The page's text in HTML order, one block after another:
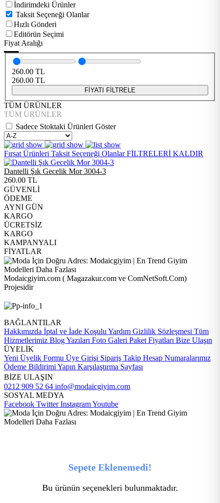
İndirimdeki Ürünler
Taksit Seçeneği Olanlar
Hızlı Gönderi
Editörün Seçimi
Fiyat Aralığı
260.00 TL
260.00 TL
FİYATI FİLTRELE
TÜM ÜRÜNLER
TÜM ÜRÜNLER
Sadece Stoktaki Ürünleri Göster
Fırsat Ürünleri Taksit Seçeneği OlanlarFİLTRELERİ KALDIR
Dantelli Şık Gecelik Mor 3004-3
260.00 TL
GÜVENLİ
ÖDEME
AYNI GÜN
KARGO
ÜCRETSİZ
KARGO
KAMPANYALI
FİYATLAR
Modaicgiyim.com ( Magazakur.com ve ComNetSoft.Com)
Projesidir
BAĞLANTILAR
Hakkımızda İptal ve İade Koşulu Yardım Gizlilik Sözleşmesi Tüm
Hizmetlerimiz Blog Yazıları Foto Galeri Paket Fiyatları Bize Ulaşın
ÜYELİK
Yeni Üyelik Formu Üye Girişi Sipariş Takip Hesap Numaralarımız
Ödeme Bildirimi Yapın Karşılaştırma Sayfası
BİZE ULAŞIN
0212 909 52 64 info@modaicgiyim.com
SOSYAL MEDYA
Facebook TwitterInstagramYoutube
Sepete Eklenemedi!
Bu ürünün seçenekleri bulunmaktadır.